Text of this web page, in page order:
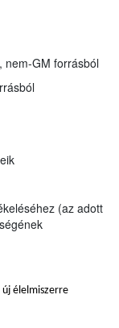
nem-GM forrásból
(az adott
élelmiszerre